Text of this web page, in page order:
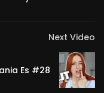
Next Video
Es #28